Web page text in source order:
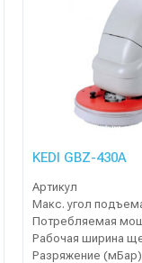
KEDI GBZ-430A
Артикул
Разряжение (мБар)